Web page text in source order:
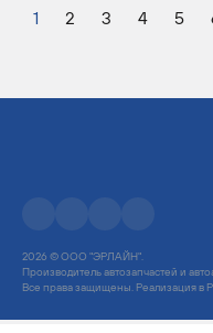
1 2 3 4 5
2026 © ООО "ЭРЛАЙН".
Производитель автозапчастей и
Все права защищены. Реализация в